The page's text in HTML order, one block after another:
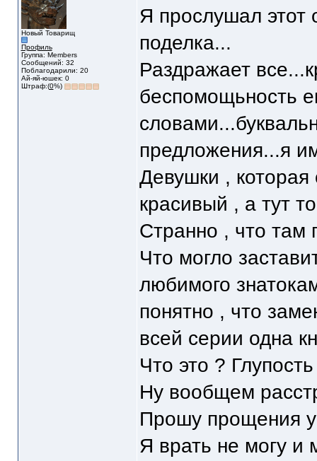
Новый Товарищ
Профиль
Группа: Members
Сообщений: 32
Поблагодарили: 20
Ай-яй-юшек: 0
Штраф:(0%)
Я прослушал этот
поделка...
Раздражает
беспомощьность
предложения...я
Девушки , которая
красивый , а тут
Странно , что
Что могло
любимого
понятно , что
всей серии одна
Что это ?
Ну вообщем
Прошу прощения
Я врать не могу и